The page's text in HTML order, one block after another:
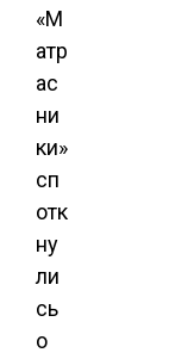
«М
атр
ас
ни
ки»
сп
отк
ну
ли
сь
о